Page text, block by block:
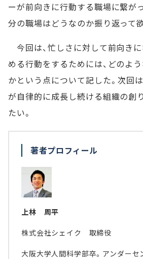
ーが前向きに行動する職場に繋が
分の職場はどうなのか振り返って
今回は、忙しさに対して前向き
める行動をするためには、どのよ
かという点について記した。次回
が自律的に成長し続ける組織の創
たい。
著者プロフィール
上林 周平
株式会社シェイク 取締役
大阪大学人間科学部卒。アンダーセ